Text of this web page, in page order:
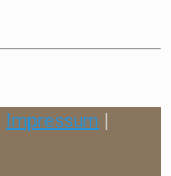
Impressum |